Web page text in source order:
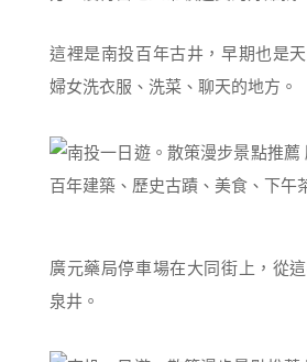
這裡是南投百年古井，早期也是
婦女洗衣服、洗菜、聊天的地方。
廣元藥局停車場在大同街上，從
泉井。